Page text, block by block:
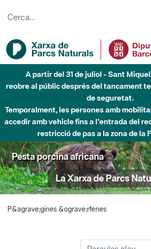
A partir del 31 de juliol - Sant
reobre al públic després del tancament
de seguretat.
Temporalment, les persones amb
accedir amb vehicle fins a l'entrada del
restricció de pas a la zona de la
Pesta porcina africana
La Xarxa de Parcs
P&agrave;gines &ograve;rfenes